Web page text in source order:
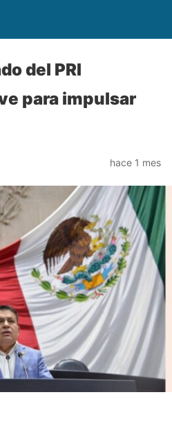
del PRI
para impulsar
hace 1 mes